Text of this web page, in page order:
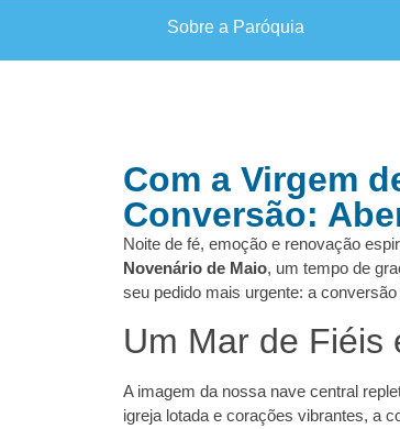
Sobre a Paróquia
Com a Virgem
Conversão:
Noite de fé, emoção e renovação
Novenário de Maio, um tempo de
seu pedido mais urgente: a
Um Mar de Fiéis
A imagem da nossa nave central
igreja lotada e corações vibrantes, a